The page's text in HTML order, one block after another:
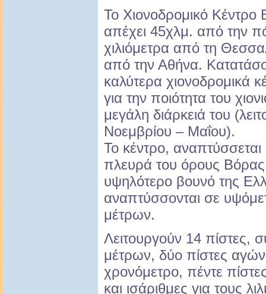
Το Χιονοδρομικό
απέχει 45χλμ. από την
χιλιόμετρα από τη
από την Αθήνα.
καλύτερα χιονοδρομικά
για την ποιότητα του
μεγάλη διάρκειά του
Νοεμβρίου – Μαΐου).
Το κέντρο, αναπτύσσεται
πλευρά του όρους Βόρας,
υψηλότερο βουνό της
αναπτύσσονται σε
μέτρων.
Λειτουργούν 14 πίστες,
μέτρων, δύο πίστες
χρονόμετρο, πέντε
και ισάριθμες για τους